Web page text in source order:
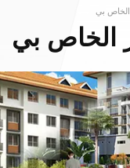
الخاص بي
الخاص بي